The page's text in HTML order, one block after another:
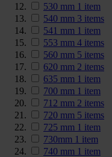
530 mm 1 item
540 mm 3 items
541 mm 1 item
553 mm 4 items
560 mm 5 items
620 mm 2 items
635 mm 1 item
700 mm 1 item
712 mm 2 items
720 mm 5 items
725 mm 1 item
730mm 1 item
740 mm 1 item